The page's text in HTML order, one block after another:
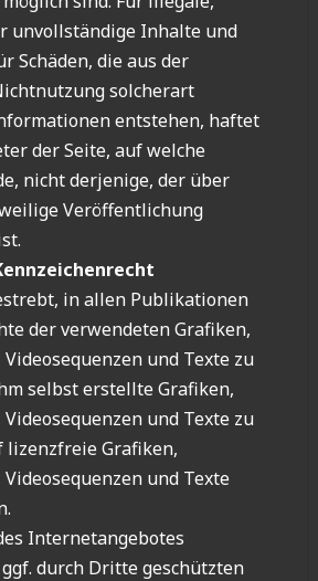
unvollständige Inhalte und
Schäden, die aus der
solcherart
entstehen, haftet
der Seite, auf welche
nicht derjenige, der über
Veröffentlichung
in allen Publikationen
der verwendeten Grafiken,
und Texte zu
selbst erstellte Grafiken,
und Texte zu
lizenzfreie Grafiken,
und Texte
Internetangebotes
durch Dritte geschützten